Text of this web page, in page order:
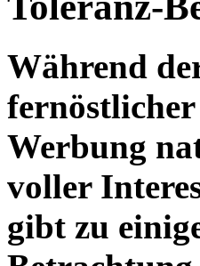
Während
fernöstlicher
Werbung
voller
gibt zu